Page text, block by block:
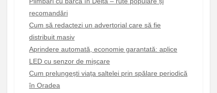
recomandări
Cum să redactezi un advertorial care să fie
distribuit masiv
Aprindere automată, economie garantată: aplice
LED cu senzor de mișcare
Cum prelungești viața saltelei prin spălare periodică
în Oradea